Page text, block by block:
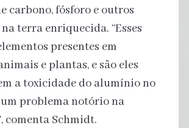
carbono, fósforo e outros
terra enriquecida. “Esses
presentes em
e plantas, e são eles
a toxicidade do alumínio no
um problema notório na
comenta Schmidt.